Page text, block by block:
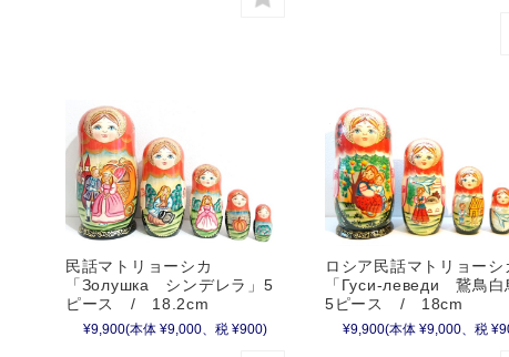
民話マトリョーシカ
「Золушка シンデレラ」5
ピース / 18.2cm
¥9,900(本体 ¥9,000、税 ¥900)
ロシア民話マトリョーシ
「Гуси-леведи 鵞鳥白
5ピース / 18cm
¥9,900(本体 ¥9,000、税